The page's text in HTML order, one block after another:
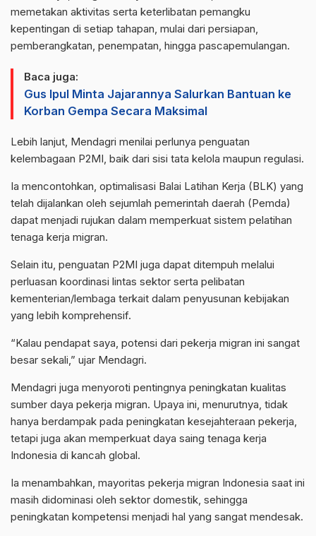
memetakan aktivitas serta keterlibatan pemangku
kepentingan di setiap tahapan, mulai dari persiapan,
pemberangkatan, penempatan, hingga pascapemulangan.
Baca juga:
Gus Ipul Minta Jajarannya Salurkan Bantuan ke
Korban Gempa Secara Maksimal
Lebih lanjut, Mendagri menilai perlunya penguatan
kelembagaan P2MI, baik dari sisi tata kelola maupun regulasi.
Ia mencontohkan, optimalisasi Balai Latihan Kerja (BLK) yang
telah dijalankan oleh sejumlah pemerintah daerah (Pemda)
dapat menjadi rujukan dalam memperkuat sistem pelatihan
tenaga kerja migran.
Selain itu, penguatan P2MI juga dapat ditempuh melalui
perluasan koordinasi lintas sektor serta pelibatan
kementerian/lembaga terkait dalam penyusunan kebijakan
yang lebih komprehensif.
“Kalau pendapat saya, potensi dari pekerja migran ini sangat
besar sekali,” ujar Mendagri.
Mendagri juga menyoroti pentingnya peningkatan kualitas
sumber daya pekerja migran. Upaya ini, menurutnya, tidak
hanya berdampak pada peningkatan kesejahteraan pekerja,
tetapi juga akan memperkuat daya saing tenaga kerja
Indonesia di kancah global.
Ia menambahkan, mayoritas pekerja migran Indonesia saat ini
masih didominasi oleh sektor domestik, sehingga
peningkatan kompetensi menjadi hal yang sangat mendesak.